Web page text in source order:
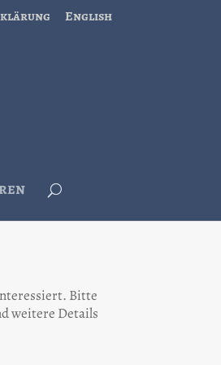
English
Bitte
weitere Details